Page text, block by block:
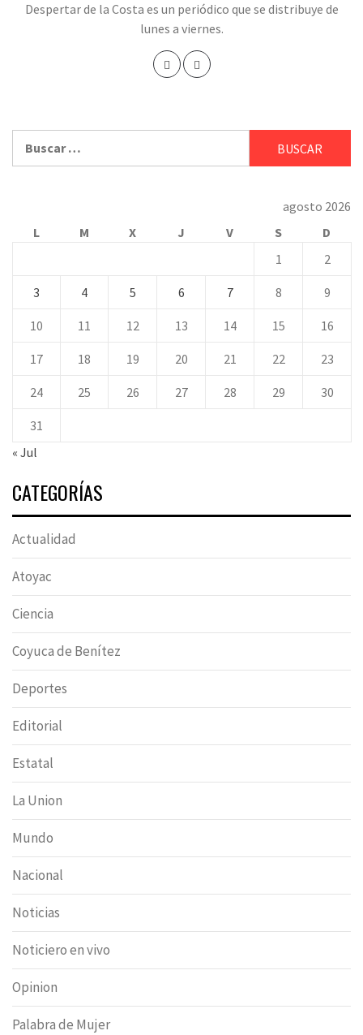
Despertar de la Costa es un periódico que se distribuye de
lunes a viernes.
agosto 2026
L
M X J V S
D
1
2
3 4 5 6 7 8 9
10 11 12 13 14 15 16
17 18 19 20 21 22 23
24 25 26 27 28 29 30
31
« Jul
CATEGORÍAS
Actualidad
Atoyac
Ciencia
Coyuca de Benítez
Deportes
Editorial
Estatal
La Union
Mundo
Nacional
Noticias
Noticiero en vivo
Opinion
Palabra de Mujer